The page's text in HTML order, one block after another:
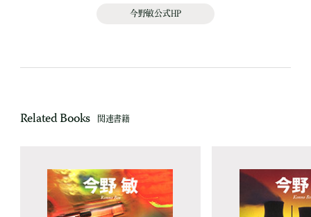
今野敏公式HP
Related Books 関連書籍